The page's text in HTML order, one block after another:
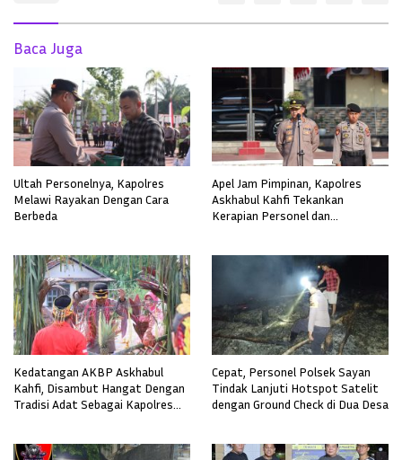
Baca Juga
Ultah Personelnya, Kapolres
Melawi Rayakan Dengan Cara
Berbeda
Apel Jam Pimpinan, Kapolres
Askhabul Kahfi Tekankan
Kerapian Personel dan
Kedatangan AKBP Askhabul
Kahfi, Disambut Hangat Dengan
Tradisi Adat Sebagai Kapolres
Cepat, Personel Polsek Sayan
Tindak Lanjuti Hotspot Satelit
dengan Ground Check di Dua Desa